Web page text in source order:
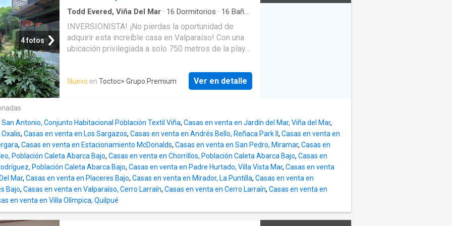
visitas.*Distribuc
4 fotos
Todd Evered, Viña Del Mar · 16 Dormitorios · 16 Baños
INVERSIONISTA! ¡No pierdas la oportunidad de
adquirir esta increíble casa en Valparaíso! Con una
ubicación privilegiada a solo 750 metros de la playa
ideal para inversión. Con 16 dormitorios y 16 baños
en un terreno de 1.900 m2 y 1.000 m2 totales
iluminación y vistas despejadas. Además su tipo de
departamento apto para oficina y hospedajes te
brinda la versatilidad que necesitas. Aunque no
cuenta con calefacción no será un problema ya que
Valparaíso disfruta de un clima agradable durante la
mayor parte del año. ¡Y lo mejor de todo es que
viene amoblada lista para habitarla! No dejes pasar
esta oportunidad única de adquirir esta espectacular
propiedad. Contáctame para más información y
Nuevo en Toctoc> Grupo Premium Ver en detalle
Antonio, Conjunto Habitacional Población Textil Viña, Casas en venta en Jardín del Mar, Viña del Mar,
, Casas en venta en Los Sargazos, Casas en venta en Andrés Bello, Reñaca Park II , Casas en venta en
, Casas en venta en Estacionamiento McDonalds, Casas en venta en San Pedro, Miramar, Casas en
Población Caleta Abarca Bajo, Casas en venta en Chorrillos, Población Caleta Abarca Bajo, Casas en
Población Caleta Abarca Bajo, Casas en venta en Padre Hurtado, Villa Vista Mar, Casas en venta
Mar, Casas en venta en Placeres Bajo, Casas en venta en Mirador, La Puntilla, Casas en venta en
Bajo, Casas en venta en Valparaíso, Cerro Larraín, Casas en venta en Cerro Larraín, Casas en venta en
en venta en Villa Olímpica, Quilpué